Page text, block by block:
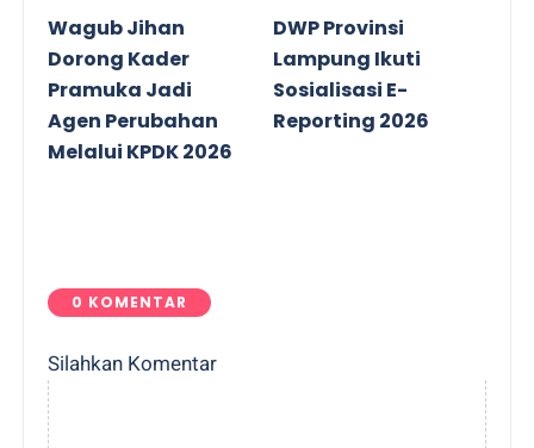
Wagub Jihan
Dorong Kader
Pramuka Jadi
Agen Perubahan
Melalui KPDK 2026
DWP Provinsi
Lampung Ikuti
Sosialisasi E-
Reporting 2026
0 KOMENTAR
Silahkan Komentar